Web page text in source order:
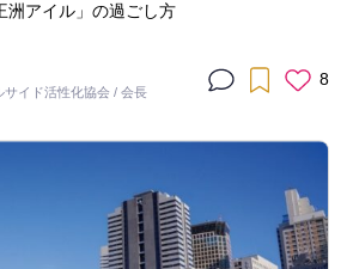
洲アイル」の過ごし方
イド活性化協会 / 会長
8